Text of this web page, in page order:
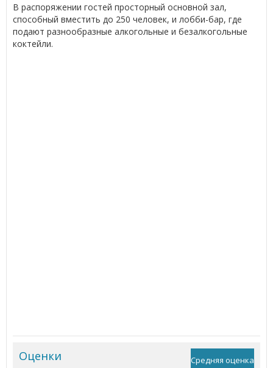
В распоряжении гостей просторный основной зал,
способный вместить до 250 человек, и лобби-бар, где
подают разнообразные алкогольные и безалкогольные
коктейли.
Средняя оценка
Оценки